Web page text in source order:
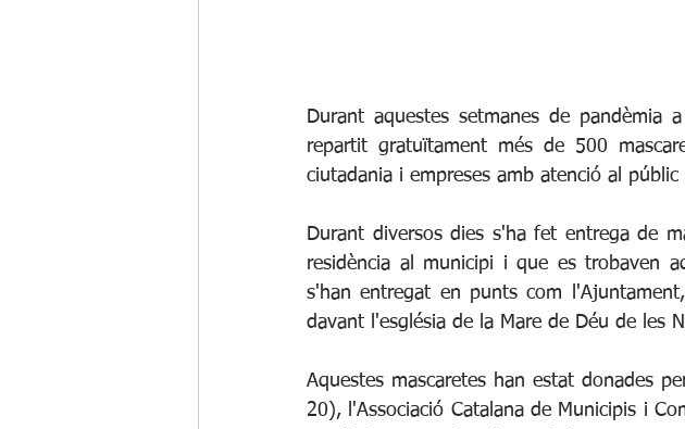
Durant aquestes setmanes de pandèmia
repartit gratuïtament més de 500
ciutadania i empreses amb atenció al públic
Durant diversos dies s'ha fet entrega de
residència al municipi i que es trobaven
s'han entregat en punts com
davant l'església de la Mare de Déu de les
Aquestes mascaretes han estat donades
20), l'Associació Catalana de Municipis i